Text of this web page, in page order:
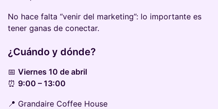
No hace falta “venir del marketing”: lo importante es
tener ganas de conectar.
¿Cuándo y dónde?
📅 Viernes 10 de abril
⏰ 9:00 – 13:00
📍 Grandaire Coffee House